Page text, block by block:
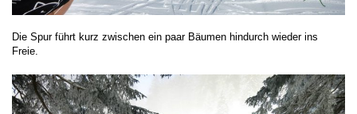
Die Spur führt kurz zwischen ein paar Bäumen hindurch wieder ins
Freie.